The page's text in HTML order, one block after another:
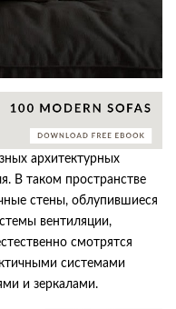
архитектурных
В таком пространстве
стены, облупившиеся
вентиляции,
смотрятся
системами
и зеркалами.